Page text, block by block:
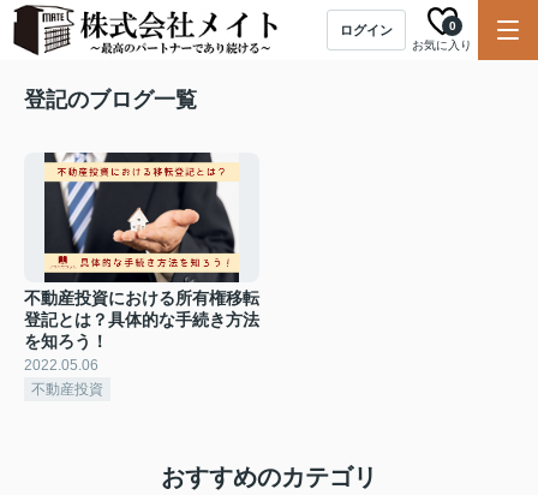
ログイン
お気に入り
0
登記のブログ一覧
不動産投資における所有権移転
登記とは？具体的な手続き方法
を知ろう！
2022.05.06
不動産投資
おすすめのカテゴリ